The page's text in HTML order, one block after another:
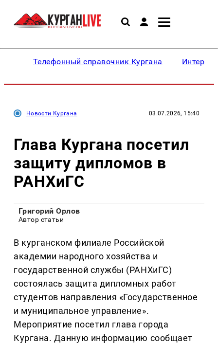
Телефонный справочник Кургана
Новости Кургана 03.07.2026, 15:40
Глава Кургана посетил
защиту дипломов в
РАНХиГС
Григорий Орлов
Автор статьи
В курганском филиале Российской
академии народного хозяйства и
государственной службы (РАНХиГС)
состоялась защита дипломных работ
студентов направления «Государственное
и муниципальное управление».
Мероприятие посетил глава города
Кургана. Данную информацию сообщает